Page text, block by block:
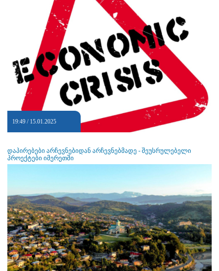
19:49 / 15.01.2025
დაპირებები არჩევნებიდან არჩევნებმადე - შეუსრულებელი
პროექტები იმერეთში